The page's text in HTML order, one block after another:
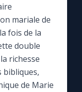
mariale de
fois de la
double
richesse
bibliques,
de Marie